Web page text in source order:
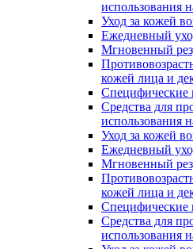
использования
Уход за кожей
Ежедневный
Мгновенный
кожей лица и
Специфические
Средства для
использования
Уход за кожей
Ежедневный
Мгновенный
кожей лица и
Специфические
Средства для
использования